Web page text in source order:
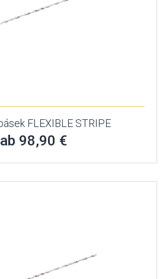
FLEXIBLE STRIPE
ab 98,90 €